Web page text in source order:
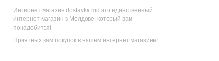
Интернет магазин dostavka.md это единственный
интернет магазин в Молдове, который вам
понадобится!
Приятных вам покупок в нашем интернет магазине!